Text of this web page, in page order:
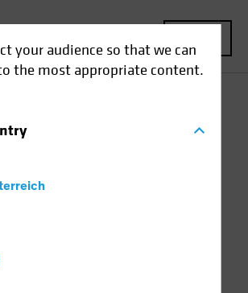
your audience so that we can
the most appropriate content.